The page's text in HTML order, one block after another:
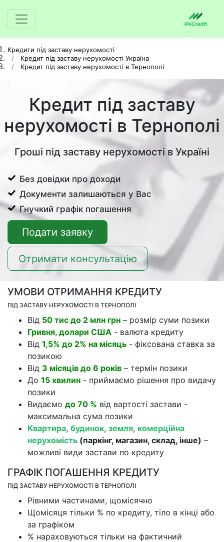
Кредити під заставу нерухомості
Кредит під заставу нерухомості Україна
Кредит під заставу нерухомості в Тернополі
Кредит під заставу
нерухомості в Тернополі
Гроші під заставу нерухомості в Україні
Без довідки про доходи
Документи залишаються у Вас
Гнучкий графік погашення
Подати заявку
Отримати консультацію
УМОВИ ОТРИМАННЯ КРЕДИТУ
ПІД ЗАСТАВУ НЕРУХОМОСТІ В ТЕРНОПОЛІ
Від 50 тис до 2 млн грн – розмір суми позики
Гривня, долари США - валюта кредиту
Від 1,5% до 2% на місяць - фіксована ставка за
позикою
Від 3 місяців до 6 років – термін позики
До 15 хвилин - приймаємо рішення про видачу
позики
Видаємо до 70 % від вартості застави -
максимальна сума позики
Квартира, будинок, земля, комерційна
нерухомість (паркінг, магазин, склад, інше) –
можливі види застави по кредиту
ГРАФІК ПОГАШЕННЯ КРЕДИТУ
ПІД ЗАСТАВУ НЕРУХОМОСТІ В ТЕРНОПОЛІ
Рівними частинами, щомісячно
Щомісяця тільки % по кредиту, тіло в кінці або
за графіком
% нараховуються тільки на фактичний